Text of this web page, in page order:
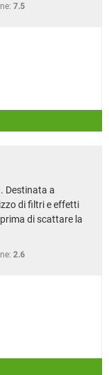
7.5
Destinata a
di filtri e effetti
di scattare la
2.6